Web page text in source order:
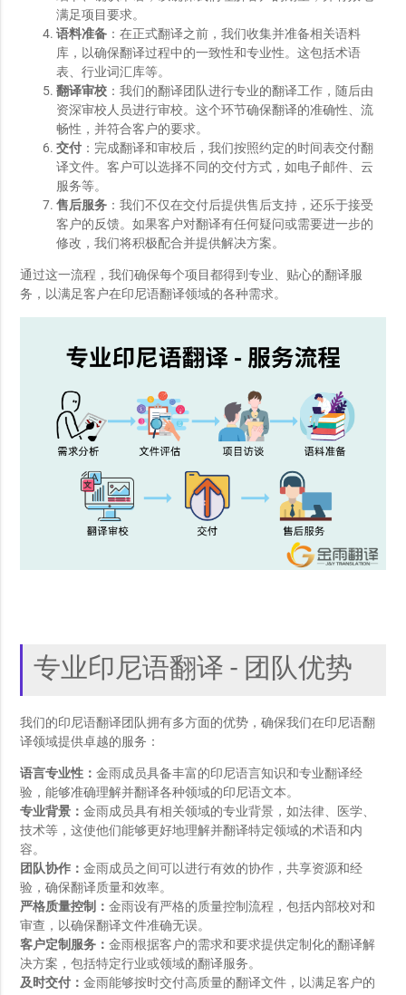
满足项目要求。
语料准备 ：在正式翻译之前，我们收集并准备相关语料
库，以确保翻译过程中的一致性和专业性。这包括术语
表、行业词汇库等。
翻译审校 ：我们的翻译团队进行专业的翻译工作，随后由
资深审校人员进行审校。这个环节确保翻译的准确性、流
畅性，并符合客户的要求。
交付 ：完成翻译和审校后，我们按照约定的时间表交付翻
译文件。客户可以选择不同的交付方式，如电子邮件、云
服务等。
售后服务 ：我们不仅在交付后提供售后支持，还乐于接受
客户的反馈。如果客户对翻译有任何疑问或需要进一步的
修改，我们将积极配合并提供解决方案。
通过这一流程，我们确保每个项目都得到专业、贴心的翻译服
务，以满足客户在印尼语翻译领域的各种需求。
专业印尼语翻译 - 团队优势
我们的印尼语翻译团队拥有多方面的优势，确保我们在印尼语翻
译领域提供卓越的服务：
语言专业性：金雨成员具备丰富的印尼语言知识和专业翻译经
验，能够准确理解并翻译各种领域的印尼语文本。
专业背景：金雨成员具有相关领域的专业背景，如法律、医学、
技术等，这使他们能够更好地理解并翻译特定领域的术语和内
容。
团队协作：金雨成员之间可以进行有效的协作，共享资源和经
验，确保翻译质量和效率。
严格质量控制：金雨设有严格的质量控制流程，包括内部校对和
审查，以确保翻译文件准确无误。
客户定制服务：金雨根据客户的需求和要求提供定制化的翻译解
决方案，包括特定行业或领域的翻译服务。
及时交付：金雨能够按时交付高质量的翻译文件，以满足客户的